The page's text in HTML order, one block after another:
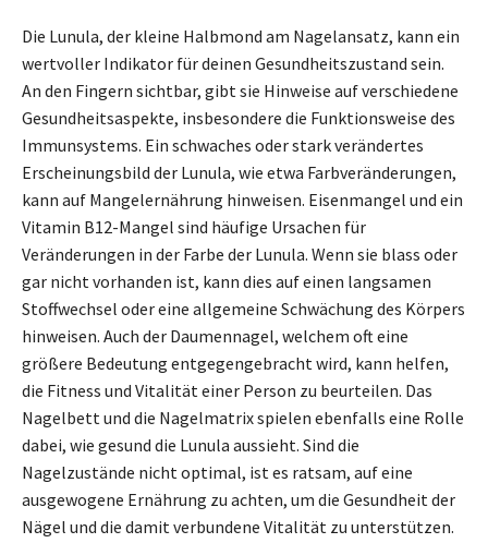
Die Lunula, der kleine Halbmond am Nagelansatz, kann ein
wertvoller Indikator für deinen Gesundheitszustand sein.
An den Fingern sichtbar, gibt sie Hinweise auf verschiedene
Gesundheitsaspekte, insbesondere die Funktionsweise des
Immunsystems. Ein schwaches oder stark verändertes
Erscheinungsbild der Lunula, wie etwa Farbveränderungen,
kann auf Mangelernährung hinweisen. Eisenmangel und ein
Vitamin B12-Mangel sind häufige Ursachen für
Veränderungen in der Farbe der Lunula. Wenn sie blass oder
gar nicht vorhanden ist, kann dies auf einen langsamen
Stoffwechsel oder eine allgemeine Schwächung des Körpers
hinweisen. Auch der Daumennagel, welchem oft eine
größere Bedeutung entgegengebracht wird, kann helfen,
die Fitness und Vitalität einer Person zu beurteilen. Das
Nagelbett und die Nagelmatrix spielen ebenfalls eine Rolle
dabei, wie gesund die Lunula aussieht. Sind die
Nagelzustände nicht optimal, ist es ratsam, auf eine
ausgewogene Ernährung zu achten, um die Gesundheit der
Nägel und die damit verbundene Vitalität zu unterstützen.